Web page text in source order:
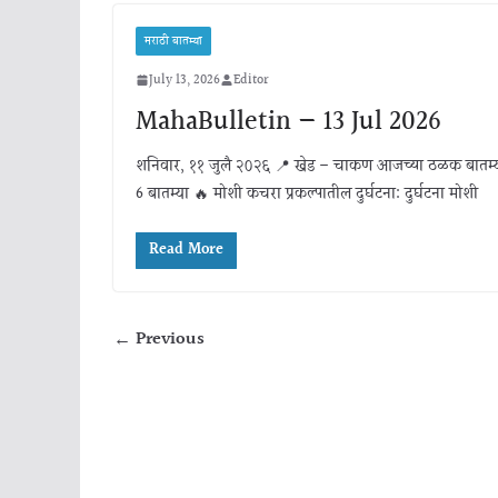
मराठी बातम्या
July 13, 2026 Editor
MahaBulletin — 13 Jul 2026
शनिवार, ११ जुलै २०२६ 📍 खेड – चाकण आजच्या ठळक
6 बातम्या 🔥 मोशी कचरा प्रकल्पातील दुर्घटना: दुर्घटना मोशी
Read More
← Previous